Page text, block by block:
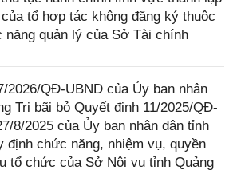
tổ hợp tác không đăng ký thuộc
năng quản lý của Sở Tài chính
2026/QĐ-UBND của Ủy ban nhân
Trị bãi bỏ Quyết định 11/2025/QĐ-
8/2025 của Ủy ban nhân dân tỉnh
định chức năng, nhiệm vụ, quyền
tổ chức của Sở Nội vụ tỉnh Quảng